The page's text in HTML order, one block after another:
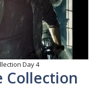
Day 4
Collection